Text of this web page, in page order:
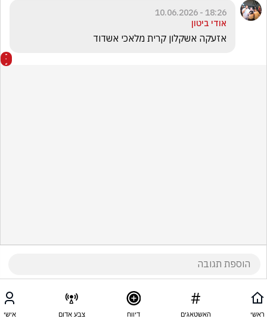
18:26 - 10.06.2026
אודי ביטון
אזעקה אשקלון קרית מלאכי אשדוד
ראשי האשטאגים דיווח צבע אדום אישי